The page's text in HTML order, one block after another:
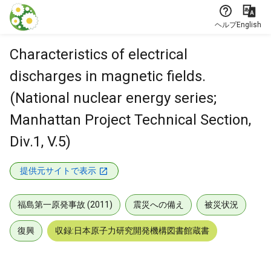
本文に飛ぶ
ヘルプEnglish
Characteristics of electrical
discharges in magnetic fields.
(National nuclear energy series;
Manhattan Project Technical Section,
Div.1, V.5)
提供元サイトで表示
福島第一原発事故 (2011) 震災への備え 被災状況
復興 収録:日本原子力研究開発機構図書館蔵書